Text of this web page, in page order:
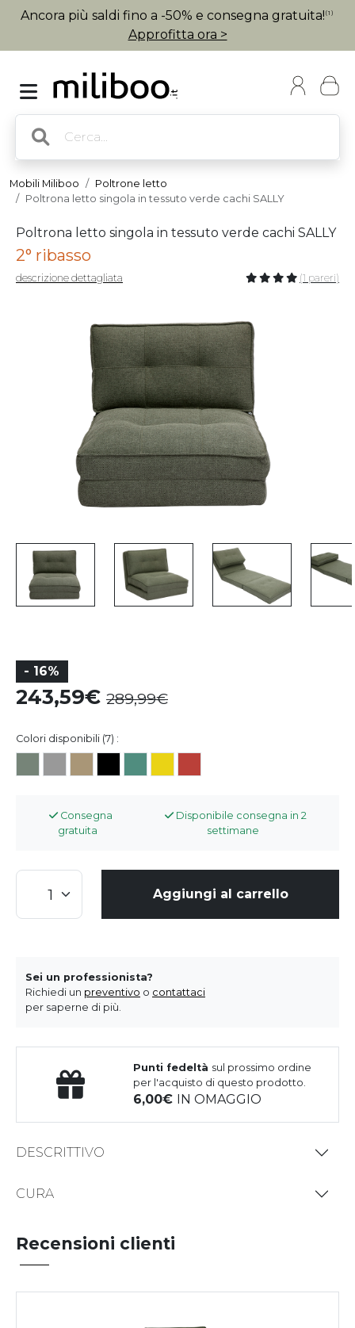
Ancora più saldi fino a -50% e consegna gratuita! (1)
Approfitta ora >
Mobili Miliboo
Poltrone letto
Poltrona letto singola in tessuto verde cachi SALLY
Poltrona letto singola in tessuto verde cachi SALLY
2° ribasso
descrizione dettagliata (1 pareri)
- 16%
243,59 289,99
Colori disponibili (7) :
Consegna
gratuita
Disponibile consegna in 2
settimane
Aggiungi al carrello
Sei un professionista?
Richiedi un preventivo o contattaci
per saperne di più.
Punti fedeltà sul prossimo ordine
per l'acquisto di questo prodotto.
6,00 IN OMAGGIO
DESCRITTIVO
CURA
Recensioni clienti